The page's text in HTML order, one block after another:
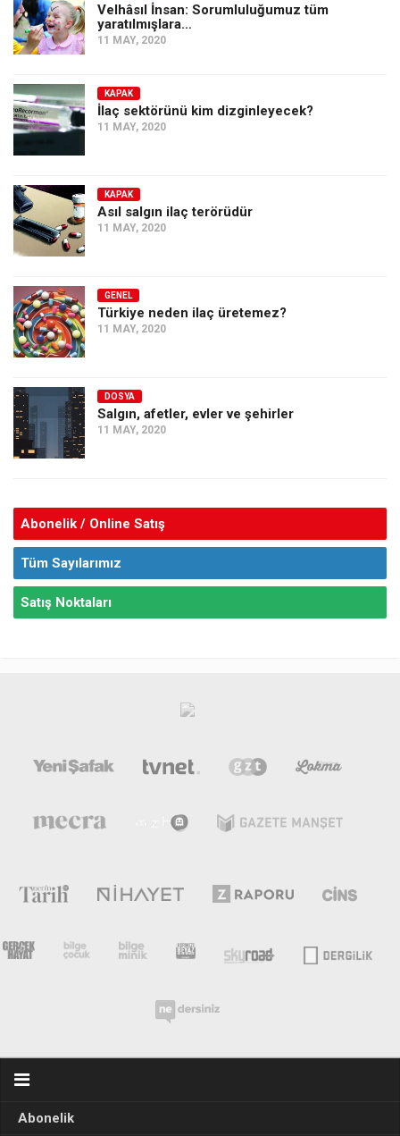
Velhâsıl İnsan: Sorumluluğumuz tüm
yaratılmışlara…
11 MAY, 2020
KAPAK
İlaç sektörünü kim dizginleyecek?
11 MAY, 2020
KAPAK
Asıl salgın ilaç terörüdür
11 MAY, 2020
GENEL
Türkiye neden ilaç üretemez?
11 MAY, 2020
DOSYA
Salgın, afetler, evler ve şehirler
11 MAY, 2020
Abonelik / Online Satış
Tüm Sayılarımız
Satış Noktaları
Abonelik